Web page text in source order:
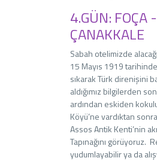
4.GÜN: FOÇA
ÇANAKKALE
Sabah otelimizde
15 Mayıs 1919
sıkarak Türk direnişini
aldığımız bilgilerden
ardından eskiden
Köyü’ne vardıktan
Assos Antik Kenti’nin
Tapınağını
yudumlayabilir ya da